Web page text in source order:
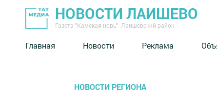
НОВОСТИ ЛАИШЕВО
Газета "Камская новь"- Лаишевский район
Главная Новости Реклама
НОВОСТИ РЕГИОНА